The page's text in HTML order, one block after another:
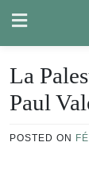
content
La
Paul
POSTED ON